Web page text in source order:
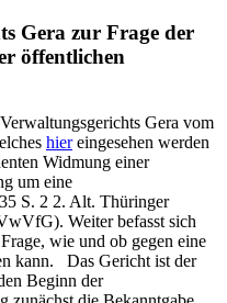
Gera zur Frage der
öffentlichen
Gera vom
hiereingesehen werden
Widmung einer
um eine
S. 2 2. Alt. Thüringer
Weiter befasst sich
wie und ob gegen eine
kann. Das Gericht ist der
Beginn der